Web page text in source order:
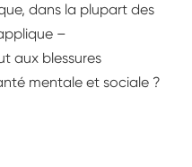
dans la plupart des
–
aux blessures
mentale et sociale ?